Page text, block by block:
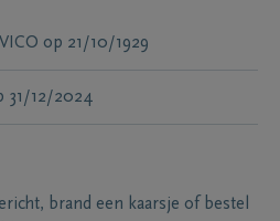
op 21/10/1929
31/12/2024
brand een kaarsje of bestel